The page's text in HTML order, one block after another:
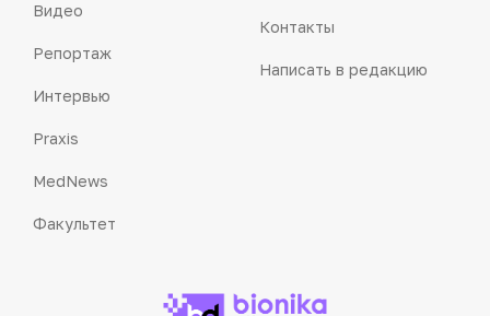
Видео
Репортаж
Интервью
Praxis
MedNews
Факультет
Контакты
Написать в редакцию